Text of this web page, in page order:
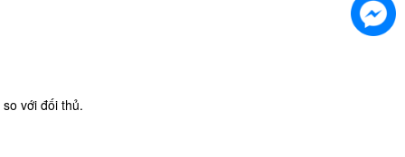
với đối thủ.